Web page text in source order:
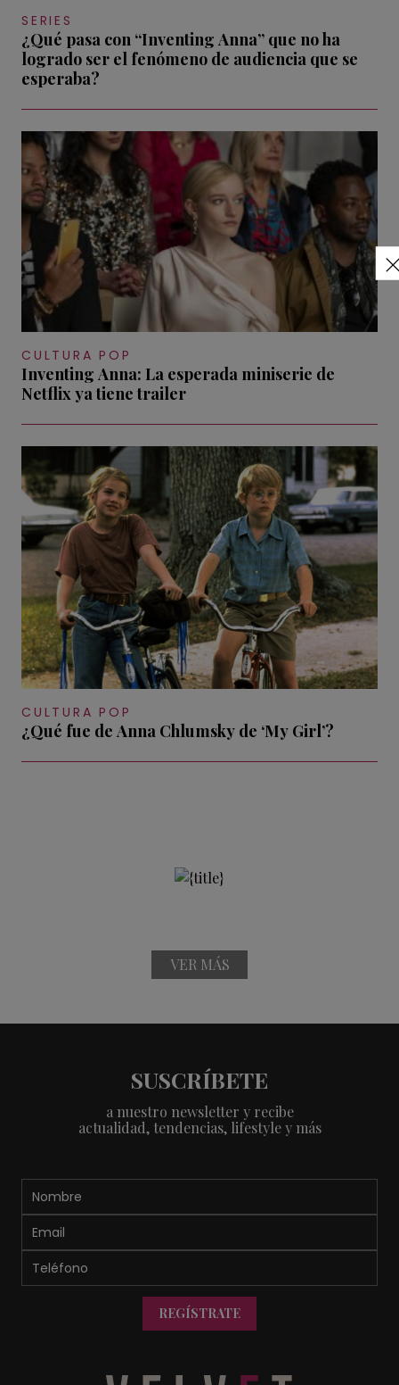
SERIES
¿Qué pasa con “Inventing Anna” que no ha
logrado ser el fenómeno de audiencia que se
esperaba?
CULTURA POP
Inventing Anna: La esperada miniserie de
Netflix ya tiene trailer
CULTURA POP
¿Qué fue de Anna Chlumsky de ‘My Girl’?
VER MÁS
SUSCRÍBETE
a nuestro newsletter y recibe
actualidad, tendencias, lifestyle y más
REGÍSTRATE